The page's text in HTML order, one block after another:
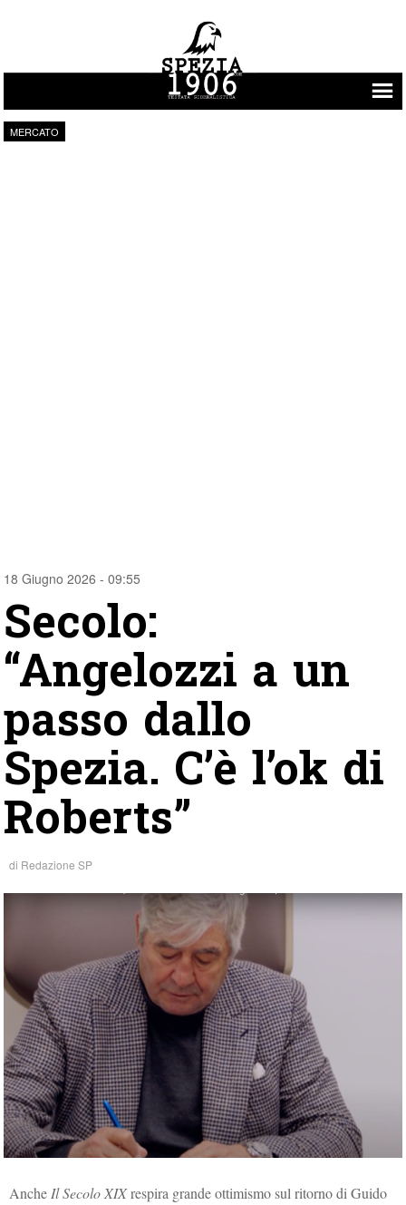
Vai al contenuto
MERCATO
18 Giugno 2026 - 09:55
Secolo:
“Angelozzi a un
passo dallo
Spezia. C’è l’ok di
Roberts”
di Redazione SP
AncheIl Secolo XIXrespira grande ottimismo sul ritorno di Guido